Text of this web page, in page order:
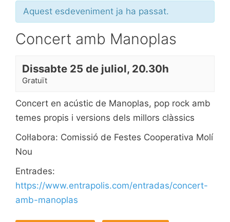
Aquest esdeveniment ja ha passat.
Concert amb Manoplas
Dissabte 25 de juliol, 20.30h
Gratuït
Concert en acústic de Manoplas, pop rock amb
temes propis i versions dels millors clàssics
Col·labora: Comissió de Festes Cooperativa Molí
Nou
Entrades:
https://www.entrapolis.com/entradas/concert-
amb-manoplas